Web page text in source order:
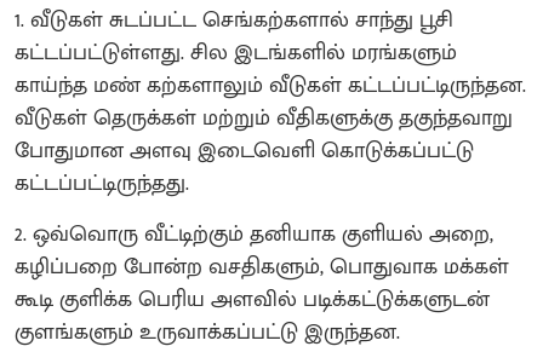
1. வீடுகள் சுடப்பட்ட செங்கற்களால் சாந்து பூசி
கட்டப்பட்டுள்ளது. சில இடங்களில் மரங்களும்
காய்ந்த மண் கற்களாலும் வீடுகள் கட்டப்பட்டிருந்தன.
வீடுகள் தெருக்கள் மற்றும் வீதிகளுக்கு தகுந்தவாறு
போதுமான அளவு இடைவெளி கொடுக்கப்பட்டு
கட்டப்பட்டிருந்தது.
2. ஒவ்வொரு வீட்டிற்கும் தனியாக குளியல் அறை,
கழிப்பறை போன்ற வசதிகளும், பொதுவாக மக்கள்
கூடி குளிக்க பெரிய அளவில் படிக்கட்டுக்களுடன்
குளங்களும் உருவாக்கப்பட்டு இருந்தன.